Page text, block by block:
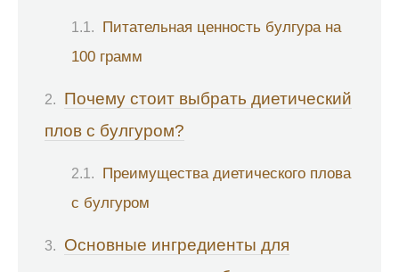
Питательная ценность булгура на
100 грамм
Почему стоит выбрать диетический
плов с булгуром?
Преимущества диетического плова
с булгуром
Основные ингредиенты для